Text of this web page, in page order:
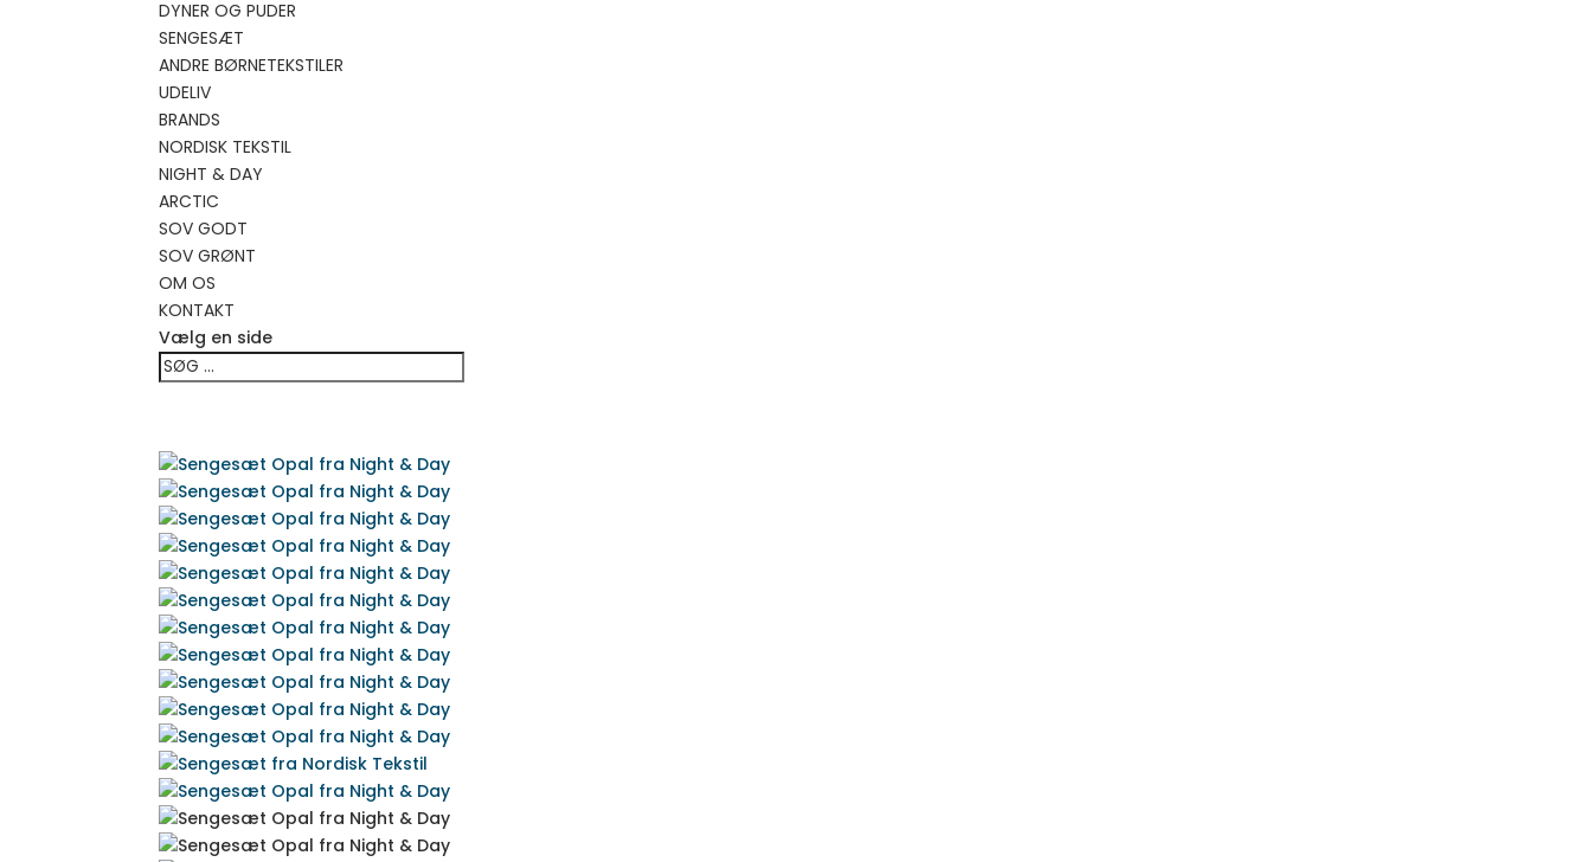
DYNER OG PUDER
SENGESÆT
ANDRE BØRNETEKSTILER
UDELIV
BRANDS
NORDISK TEKSTIL
NIGHT & DAY
ARCTIC
SOV GODT
SOV GRØNT
OM OS
KONTAKT
Vælg en side